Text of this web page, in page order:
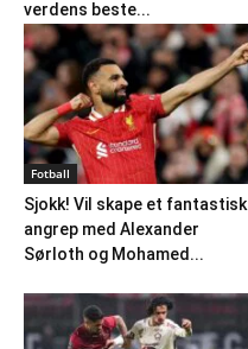
verdens beste...
Fotball
Sjokk! Vil skape et fantastisk
angrep med Alexander
Sørloth og Mohamed...